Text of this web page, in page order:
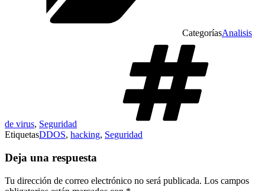
CategoríasAnalisis
de virus, Seguridad
EtiquetasDDOS, hacking, Seguridad
Deja una respuesta
Tu dirección de correo electrónico no será publicada. Los campos